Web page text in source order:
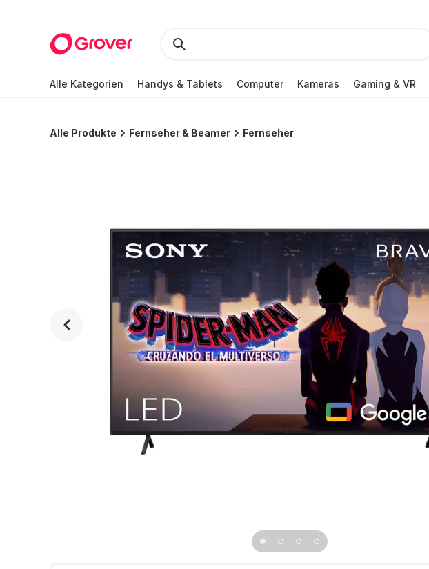
Alle Kategorien Handys & Tablets Computer Kameras Gaming & VR
Alle Produkte Fernseher & Beamer Fernseher